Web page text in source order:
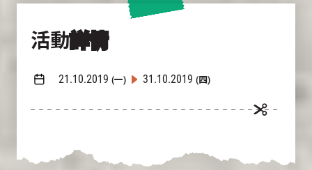
活動詳情
21.10.2019 (一) 31.10.2019 (四)